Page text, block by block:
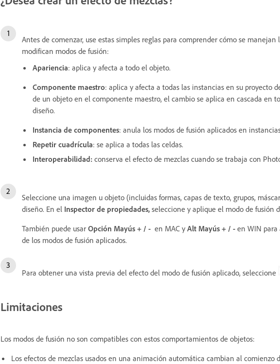
Antes de comenzar, use estas simples reglas para comprender cómo se
modifican modos de fusión:
Apariencia: aplica y afecta a todo el objeto.
Componente maestro: aplica y afecta a todas las instancias en su proyecto
de un objeto en el componente maestro, el cambio se aplica en cascada en
diseño.
Instancia de componentes: anula los modos de fusión aplicados en
Repetir cuadrícula: se aplica a todas las celdas.
Interoperabilidad: conserva el efecto de mezclas cuando se trabaja con
Seleccione una imagen u objeto (incluidas formas, capas de texto, grupos,
diseño. En el Inspector de propiedades, seleccione y aplique el modo de fusión
También puede usar Opción Mayús + / - en MAC y Alt Mayús + / - en WIN
de los modos de fusión aplicados.
Para obtener una vista previa del efecto del modo de fusión aplicado, seleccione
Limitaciones
Los modos de fusión no son compatibles con estos comportamientos de objetos:
Los efectos de mezclas usados en una animación automática cambian al